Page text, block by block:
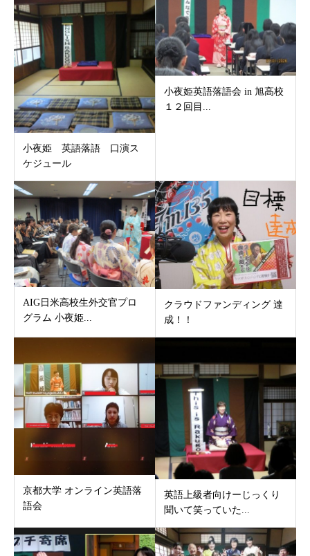
小夜姫 英語落語 口演ス
ケジュール
小夜姫英語落語会 in 旭高校
１２回目...
AIG日米高校生外交官プロ
グラム 小夜姫...
クラウドファンディング 達
成！！
京都大学 オンライン英語落
語会
英語上級者向けーじっくり
聞いて笑っていた...